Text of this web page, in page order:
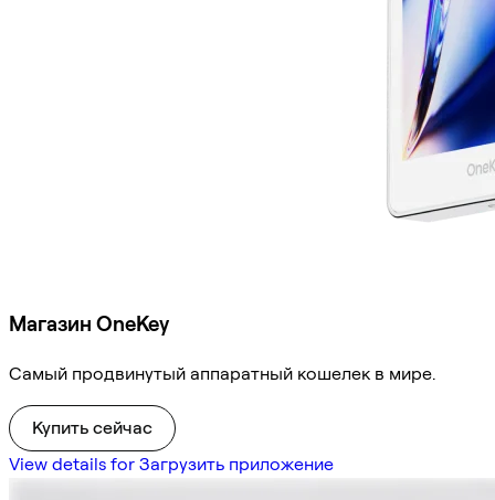
Магазин OneKey
Самый продвинутый аппаратный кошелек в мире.
Купить сейчас
View details for Загрузить приложение